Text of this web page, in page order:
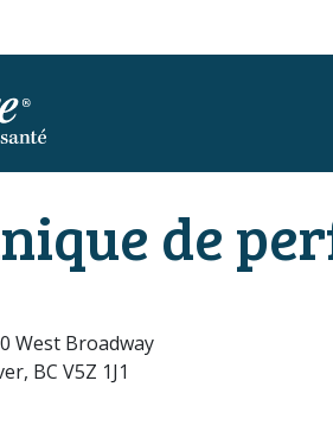
de
West Broadway
BC V5Z 1J1